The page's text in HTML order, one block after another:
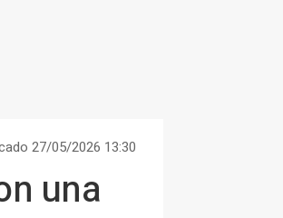
27/05/2026 13:30
una